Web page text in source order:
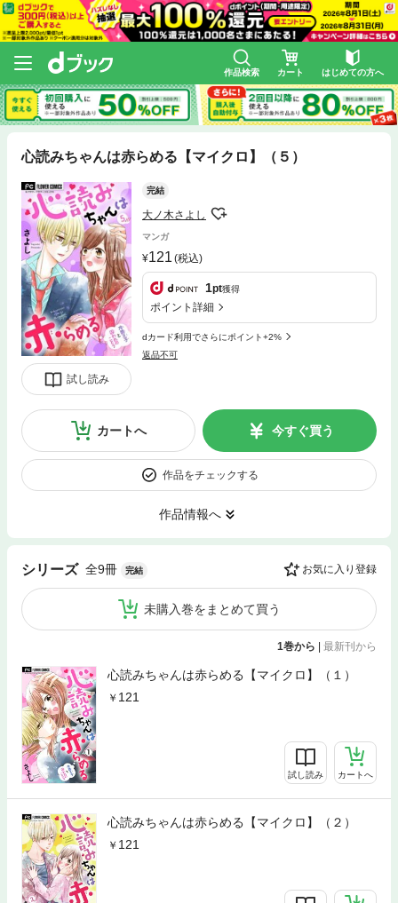
作品検索 カート はじめての方へ
心読みちゃんは赤らめる【マイクロ】（５）
試し読み
完結
大ノ木さよし
マンガ
121 (税込)
1pt獲得
ポイント詳細
dカード利用でさらにポイント+2%
返品不可
カートへ 今すぐ買う
作品をチェックする
作品情報へ
シリーズ 全9冊 完結 お気に入り登録
未購入巻をまとめて買う
1巻から 最新刊から
心読みちゃんは赤らめる【マイクロ】（１）
121
試し読み カートへ
心読みちゃんは赤らめる【マイクロ】（２）
121